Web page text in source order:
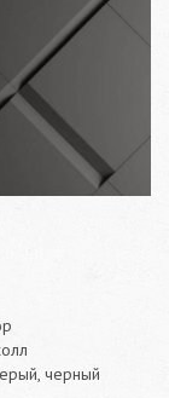
черный